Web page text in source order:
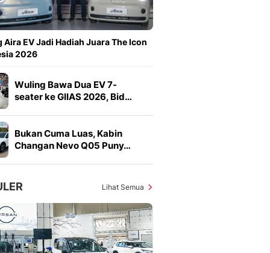
Aira EV Jadi Hadiah Juara The Icon
2026
Wuling Bawa Dua EV 7-
seater ke GIIAS 2026, Bid…
Bukan Cuma Luas, Kabin
Changan Nevo Q05 Puny…
Lihat Semua